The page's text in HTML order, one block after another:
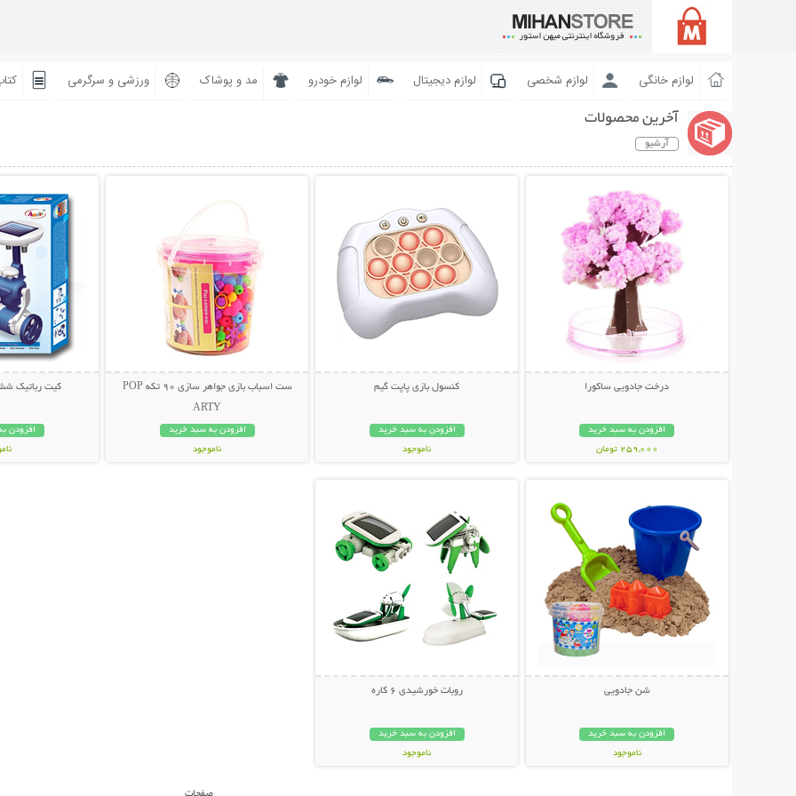
لوازم خانگی لوازم شخصی لوازم دیجیتال لوازم خودرو مد و پوشاک ورزشی و سرگرمی
آخرین محصولات
آرشیو
درخت جادویی ساکورا
افزودن به سبد خرید
259,000 تومان
کنسول بازی پاپت گیم
افزودن به سبد خرید
ناموجود
ست اسباب بازی جواهر سازی 90 تکه POP
ARTY
افزودن به سبد خرید
ناموجود
کیت رباتیک
افزودن
شن جادویی
افزودن به سبد خرید
ناموجود
روبات خورشیدی 6 کاره
افزودن به سبد خرید
ناموجود